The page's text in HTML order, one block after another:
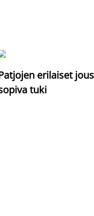
erilaiset
tuki